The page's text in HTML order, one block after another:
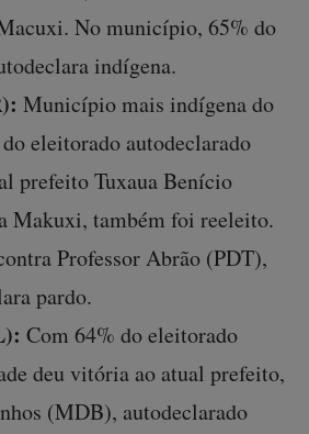
No município, 65% do
indígena.
Município mais indígena do
eleitorado autodeclarado
prefeito Tuxaua Benício
Makuxi, também foi reeleito.
Professor Abrão (PDT),
pardo.
Com 64% do eleitorado
deu vitória ao atual prefeito,
(MDB), autodeclarado